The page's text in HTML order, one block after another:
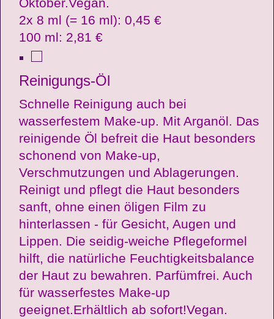
2x 8 ml (= 16 ml): 0,45 €
100 ml: 2,81 €
Reinigungs-Öl
Schnelle Reinigung auch bei
wasserfestem Make-up. Mit Arganöl. Das
reinigende Öl befreit die Haut besonders
schonend von Make-up,
Verschmutzungen und Ablagerungen.
Reinigt und pflegt die Haut besonders
sanft, ohne einen öligen Film zu
hinterlassen - für Gesicht, Augen und
Lippen. Die seidig-weiche Pflegeformel
hilft, die natürliche Feuchtigkeitsbalance
der Haut zu bewahren. Parfümfrei. Auch
für wasserfestes Make-up
geeignet.Erhältlich ab sofort!Vegan.